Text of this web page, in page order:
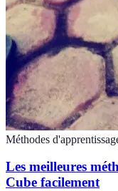
Méthodes
Les meilleures
Cube facilement